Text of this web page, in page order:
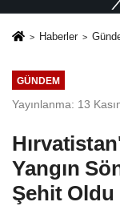
Haberler
GÜNDEM
Yayınlanma: 13
Yangın
Şehit Oldu